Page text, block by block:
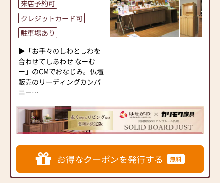
11.ロボット接客導入。
12.四十九日法要の入魂代行
サービスあり。（各宗派対
応）
返し」手配可能。（ギフト
専門ブランドあり）
＊＊＊＊＊＊＊＊＊＊＊＊
＊＊＊＊＊＊＊＊＊＊＊＊
当店ではコロナ対策として
ます。
①消毒液を設置している
②従業員に手洗い・うが
い・マスク着用を義務化し
ている
③お客様から一定の距離を
あけるよう努めている
④2～3時間ごとに窓やドア
を開けるなどして換気を行
っている
⑤1日1回以上、店内消毒を
行っている
⑥短縮営業等によって営業
香・お念珠等、豊富にご用
意しております。1,000種類
以上の組み合わせの中から
お客様に合ったお仏壇・お
仏具をご提案いたします。
≪「カリモク家具」との協
同開発≫
お仏壇のはせがわは、日本
「カリモク家具」との協同
開発で、現代の住宅にあっ
たモダンなお仏壇を作って
います。他にも国内の家具
専門メーカーと作り上げた
お仏壇コレクションがあ
り、祈る人と偲ぶ人をつな
来店予約可
クレジットカード可
駐車場あり
▶「お手々のしわとしわを
合わせてしあわせ なーむ
ー」のCMでおなじみ。仏壇
販売のリーディングカンパ
ニー
内家具専門メーカーと、モ
ダンなインテリアにマッチ
するお仏壇を展開
◆◆ お陰様で創業94年 ◆◆
国内130店舗以上のスケール
メリットと東証上場の信
お得なクーポンを発行する 無料